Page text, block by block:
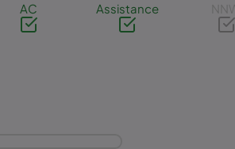
AC Assistance